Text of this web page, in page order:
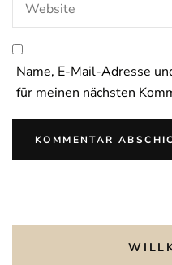
Name, E-Mail-Adresse
für meinen nächsten